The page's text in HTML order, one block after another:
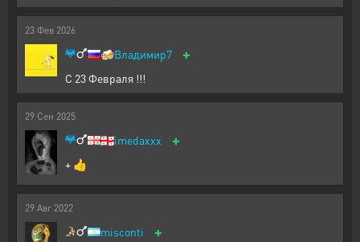
23 Фев 2026
🍻Владимир7 +
С 23 Февраля !!!
29 Сен 2025
🇬🇪imedaxxx +
+ 👍
29 Авг 2022
misconti +